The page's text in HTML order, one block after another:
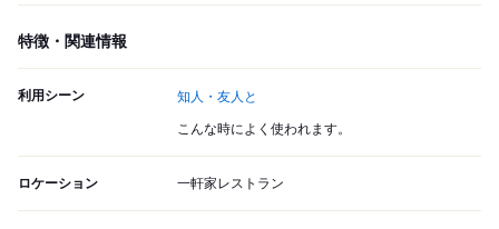
特徴・関連情報
利用シーン 知人・友人と
こんな時によく使われます。
ロケーション 一軒家レストラン